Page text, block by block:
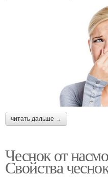
читать дальше →
Чеснок от
Свойства